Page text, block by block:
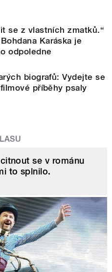
se z vlastních zmatků.“
Karáska je
odpoledne
biografů: Vydejte se
příběhy psaly
se v románu
to splnilo.